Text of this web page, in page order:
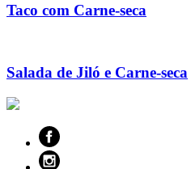
Taco com Carne-seca
Salada de Jiló e Carne-seca